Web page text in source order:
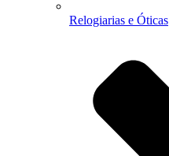
Relogiarias e Óticas